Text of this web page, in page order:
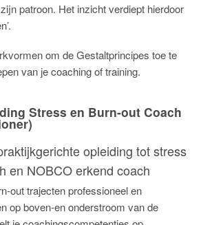
patroon. Het inzicht verdiept hierdoor
om de Gestaltprincipes toe te
van je coaching of training.
Stress en Burn-out Coach
opleiding tot stress
en NOBCO erkend coach
out trajecten professioneel en
op boven-en onderstroom van de